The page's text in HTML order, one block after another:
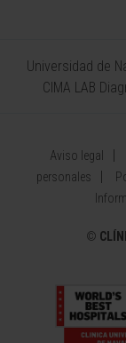
Universidad de
CIMA LAB
Aviso legal
personales
©